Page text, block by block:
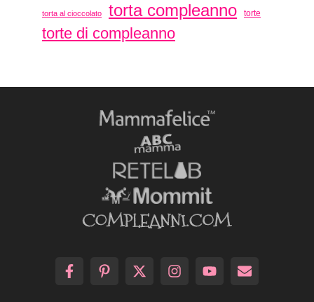
torta al cioccolato torta compleanno torte
torte di compleanno